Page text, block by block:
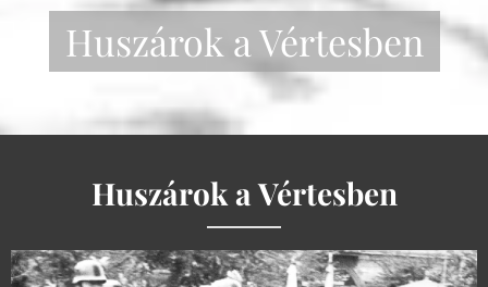
Huszárok a Vértesben
Huszárok a Vértesben